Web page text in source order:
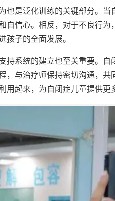
也是泛化训练的关键部分。
自信心。相反，对于不良行
孩子的全面发展。
持系统的建立也至关重要。
，与治疗师保持密切沟通，共
用起来，为自闭症儿童提供更